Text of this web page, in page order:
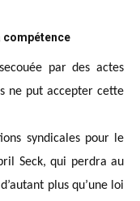
compétence
par des actes
ne put accepter cette
syndicales pour le
Seck, qui perdra au
plus qu’une loi